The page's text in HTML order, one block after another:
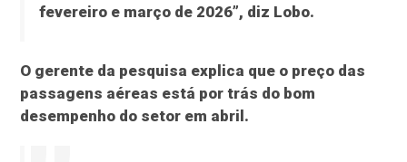
fevereiro e março de 2026”, diz Lobo.
O gerente da pesquisa explica que o preço das
passagens aéreas está por trás do bom
desempenho do setor em abril.